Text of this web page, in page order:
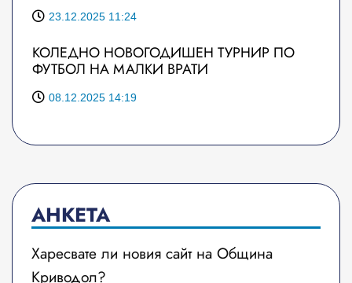
23.12.2025 11:24
КОЛЕДНО НОВОГОДИШЕН ТУРНИР ПО
ФУТБОЛ НА МАЛКИ ВРАТИ
08.12.2025 14:19
АНКЕТА
Харесвате ли новия сайт на Община
Криводол?